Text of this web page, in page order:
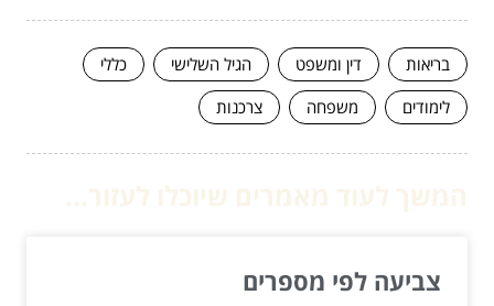
בריאות דין ומשפט הגיל השלישי
כללי
לימודים
משפחה צרכנות
צביעה לפי מספרים